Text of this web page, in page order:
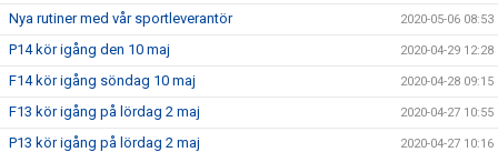
Nya rutiner med vår sportleverantör 2020-05-06 08:53
P14 kör igång den 10 maj 2020-04-29 12:28
F14 kör igång söndag 10 maj 2020-04-28 09:15
F13 kör igång på lördag 2 maj 2020-04-27 10:55
P13 kör igång på lördag 2 maj 2020-04-27 10:16